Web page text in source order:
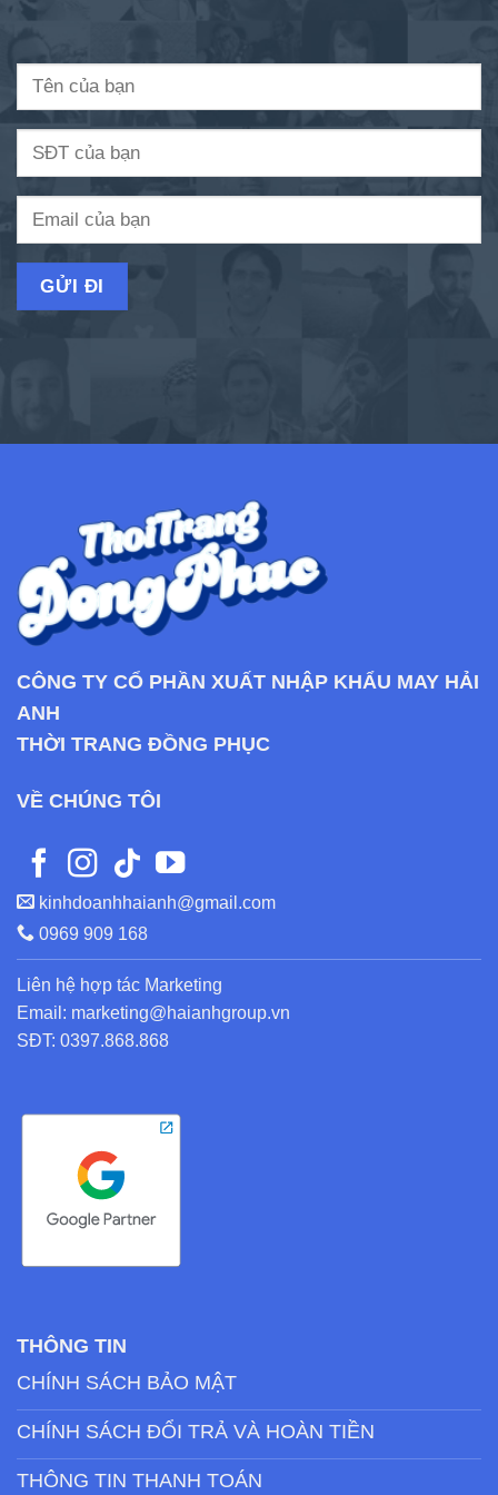
CÔNG TY CỔ PHẦN XUẤT NHẬP KHẨU MAY HẢI
ANH
THỜI TRANG ĐỒNG PHỤC
VỀ CHÚNG TÔI
kinhdoanhhaianh@gmail.com
0969 909 168
Liên hệ hợp tác Marketing
Email: marketing@haianhgroup.vn
SĐT: 0397.868.868
THÔNG TIN
CHÍNH SÁCH BẢO MẬT
CHÍNH SÁCH ĐỔI TRẢ VÀ HOÀN TIỀN
THÔNG TIN THANH TOÁN